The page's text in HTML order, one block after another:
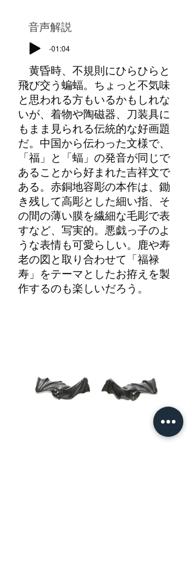
​音声解説
-01:04
黄昏時、不規則にひらひらと
飛び交う蝙蝠。ちょっと不気味
と思われる方もいるかもしれな
いが、着物や陶磁器、刀装具に
もまま見られる伝統的な好画題
だ。中国から伝わった文様で、
「福」と「蝠」の発音が同じで
あることから好まれた吉祥文で
ある。赤銅地容彫の本作は、鋤
き残して高彫とした細い指、そ
の間の薄い膜を繊細な毛彫で表
すなど、写実的。悪戯っ子のよ
うな表情も可愛らしい。鹿や寿
老の図と取り合わせて「福禄
寿」をテーマとしたお拵えを製
作するのも楽しいだろう。